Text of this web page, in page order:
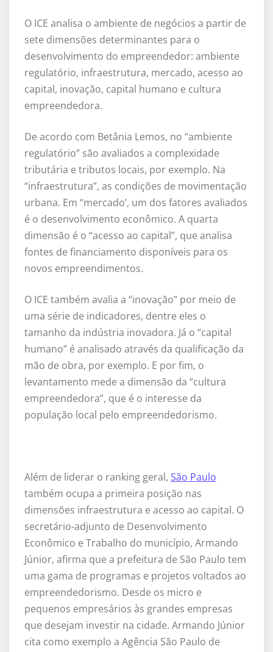
O ICE analisa o ambiente de negócios a partir de
sete dimensões determinantes para o
desenvolvimento do empreendedor: ambiente
regulatório, infraestrutura, mercado, acesso ao
capital, inovação, capital humano e cultura
empreendedora.
De acordo com Betânia Lemos, no “ambiente
regulatório” são avaliados a complexidade
tributária e tributos locais, por exemplo. Na
“infraestrutura”, as condições de movimentação
urbana. Em “mercado’, um dos fatores avaliados
é o desenvolvimento econômico. A quarta
dimensão é o “acesso ao capital”, que analisa
fontes de financiamento disponíveis para os
novos empreendimentos.
O ICE também avalia a “inovação” por meio de
uma série de indicadores, dentre eles o
tamanho da indústria inovadora. Já o “capital
humano” é analisado através da qualificação da
mão de obra, por exemplo. E por fim, o
levantamento mede a dimensão da “cultura
empreendedora”, que é o interesse da
população local pelo empreendedorismo.
Além de liderar o ranking geral, São Paulo
também ocupa a primeira posição nas
dimensões infraestrutura e acesso ao capital. O
secretário-adjunto de Desenvolvimento
Econômico e Trabalho do município, Armando
Júnior, afirma que a prefeitura de São Paulo tem
uma gama de programas e projetos voltados ao
empreendedorismo. Desde os micro e
pequenos empresários às grandes empresas
que desejam investir na cidade. Armando Júnior
cita como exemplo a Agência São Paulo de